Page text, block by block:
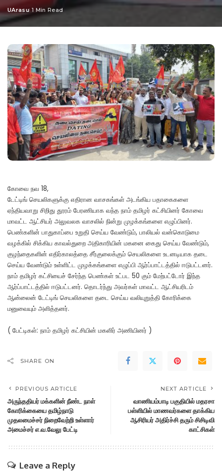
Posted
by
UArasu 1 Min Read
கோவை நவ 18,
டேட்டிங் செயலிகளுக்கு எதிரான வாசகங்கள் அடங்கிய பதாகைகளை
ஏந்தியவாறு சிறிது தூரம் பேரணியாக வந்த நாம் தமிழர் கட்சியினர் கோவை
மாவட்ட ஆட்சியர் அலுவலக வாசலில் நின்று முழக்கங்களை எழுப்பினர்.
பெண்களின் பாதுகாப்பை உறுதி செய்ய வேண்டும், பாலியல் வன்கொடுமை
வழக்கில் சிக்கிய காவல்துறை அதிகாரியின் மகனை கைது செய்ய வேண்டும்,
குழந்தைகளின் எதிர்காலத்தை சீர்குலைக்கும் செயலிகளை உடனடியாக தடை
செய்ய வேண்டும் உள்ளிட்ட முழக்கங்களை எழுப்பி ஆர்ப்பாட்டத்தில் ஈடுபட்டனர்.
நாம் தமிழர் கட்சியைச் சேர்ந்த பெண்கள் உட்பட 50 கும் மேற்பட்டோர் இந்த
ஆர்ப்பாட்டத்தில் ஈடுபட்டனர். தொடர்ந்து அவர்கள் மாவட்ட ஆட்சியரிடம்
ஆன்லைன் டேட்டிங் செயலிகளை தடை செய்ய வலியுறுத்தி கோரிக்கை
மனுவையும் அளித்தனர்.
( பேட்டிகள்: நாம் தமிழர் கட்சியின் மகளிர் அணியினர் )
SHARE ON
PREVIOUS ARTICLE
அருந்ததியர் மக்களின் நீண்ட நாள்
கோரிக்கையை தமிழ்நாடு
முதலமைச்சர் நிறைவேற்றி உள்ளார்
அமைச்சர் எ.வ.வேலு பேட்டி
NEXT ARTICLE
வாணியம்பாடி பகுதியில் மதரசா
பள்ளியில் மாணவர்களை தாக்கிய
ஆசிரியர் அதிர்ச்சி தரும் சிசிடிவி
காட்சிகள்
Leave a Reply